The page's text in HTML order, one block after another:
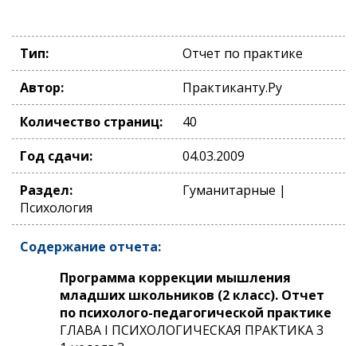
Тип:
Отчет по практике
Автор:
Практиканту.Ру
Количество страниц:
40
Год сдачи:
04.03.2009
Раздел:
Гуманитарные |
Психология
Содержание отчета:
Программа коррекции мышления
младших школьников (2 класс). Отчет
по психолого-педагогической практике
ГЛАВА I ПСИХОЛОГИЧЕСКАЯ ПРАКТИКА 3